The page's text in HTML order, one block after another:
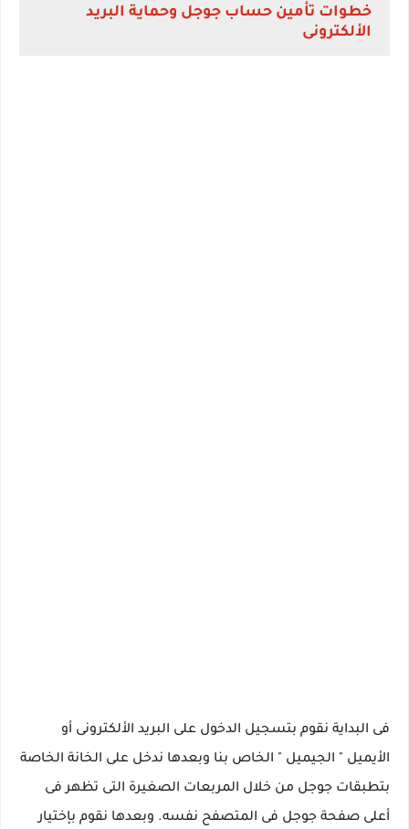
خطوات تأمين حساب جوجل وحماية البريد
الألكترونى
فى البداية نقوم بتسجيل الدخول على البريد الألكترونى أو
الأيميل " الجيميل " الخاص بنا وبعدها ندخل على الخانة الخاصة
بتطبقات جوجل من خلال المربعات الصغيرة التى تظهر فى
أعلى صفحة جوجل فى المتصفح نفسه. وبعدها نقوم بإختيار